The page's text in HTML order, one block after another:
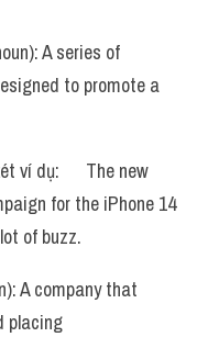
A series of
to promote a
ví dụ:      The new
for the iPhone 14
of buzz.
A company that
placing